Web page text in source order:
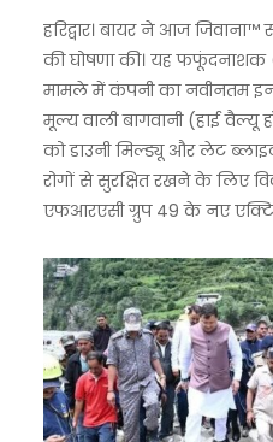
हरिद्वार। बायर ने आज
की घोषणा की। यह
मामले में कंपनी का नवीनतम
मूल्य वाली बागवानी (हाई वैल्यू
को डाउनी मिल्ड्यू और लेट
रोगों से सुरक्षित रखने के लिए
एफआरएसी ग्रुप 49 के नए